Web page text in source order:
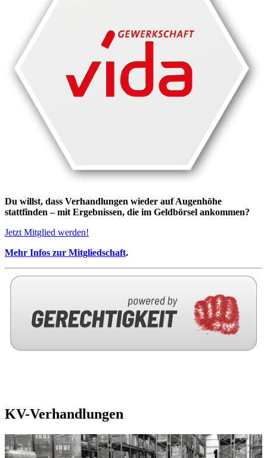
Du willst, dass Verhandlungen wieder auf Augenhöhe
stattfinden – mit Ergebnissen, die im Geldbörsel ankommen?
Jetzt Mitglied werden!
Mehr Infos zur Mitgliedschaft.
KV-Verhandlungen